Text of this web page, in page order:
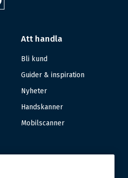
Att handla
Bli kund
Guider & inspiration
Nyheter
Handskanner
Mobilscanner